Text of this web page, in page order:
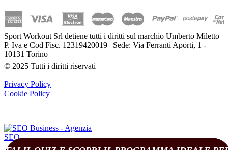
Sport Workout Srl detiene tutti i diritti sul marchio Umberto Miletto
P. Iva e Cod Fisc. 12319420019 | Sede: Via Ferranti Aporti, 1 -
10131 Torino
© 2025 Tutti i diritti riservati
Privacy Policy
Cookie Policy